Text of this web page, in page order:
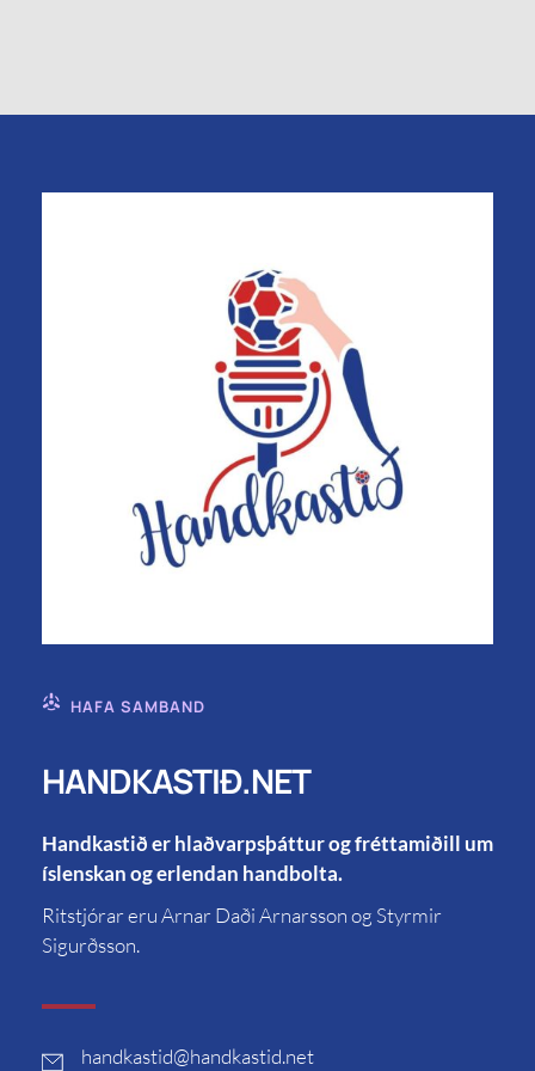
HAFA SAMBAND
HANDKASTIÐ.NET
Handkastið er hlaðvarpsþáttur og fréttamiðill um
íslenskan og erlendan handbolta.
Ritstjórar eru Arnar Daði Arnarsson og Styrmir
Sigurðsson.
handkastid@handkastid.net